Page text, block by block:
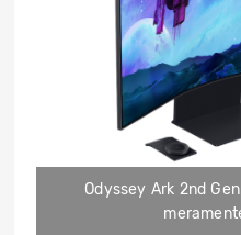
Odyssey Ark 2nd